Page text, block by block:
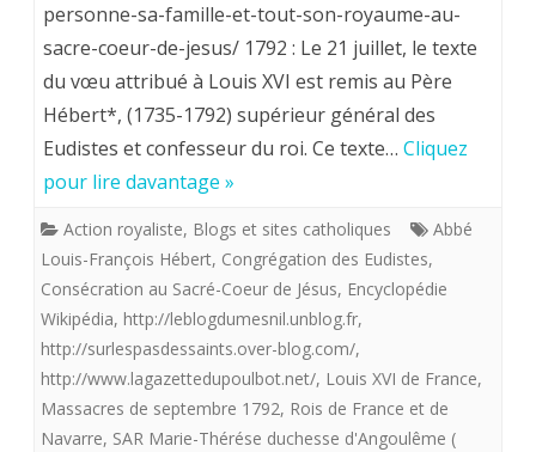
du
roi
XVI
au
Sacré-
Coeur
dans
les
mois
personne-sa-famille-et-tout-son-royaume-au-
sacre-coeur-de-jesus/ 1792 : Le 21 juillet, le texte
du vœu attribué à Louis XVI est remis au Père
Hébert*, (1735-1792) supérieur général des
Eudistes et confesseur du roi. Ce texte… Cliquez
pour lire davantage »
Action royaliste, Blogs et sites catholiques
Abbé
Louis-François Hébert, Congrégation des Eudistes,
Consécration au Sacré-Coeur de Jésus, Encyclopédie
Wikipédia, http://leblogdumesnil.unblog.fr,
http://surlespasdessaints.over-blog.com/,
http://www.lagazettedupoulbot.net/, Louis XVI de France,
Massacres de septembre 1792, Rois de France et de
Navarre, SAR Marie-Thérése duchesse d'Angoulême (